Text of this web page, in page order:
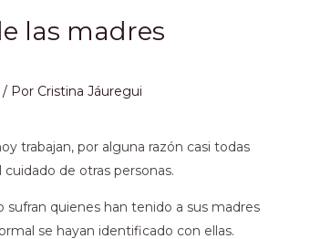
las madres
/ Por Cristina Jáuregui
trabajan, por alguna razón casi todas
de otras personas.
quienes han tenido a sus madres
se hayan identificado con ellas.